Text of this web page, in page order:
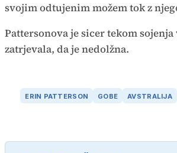
svojim odtujenim možem tok z
Pattersonova je sicer tekom sojenja
zatrjevala, da je nedolžna.
ERIN PATTERSON GOBE AVSTRALIJA